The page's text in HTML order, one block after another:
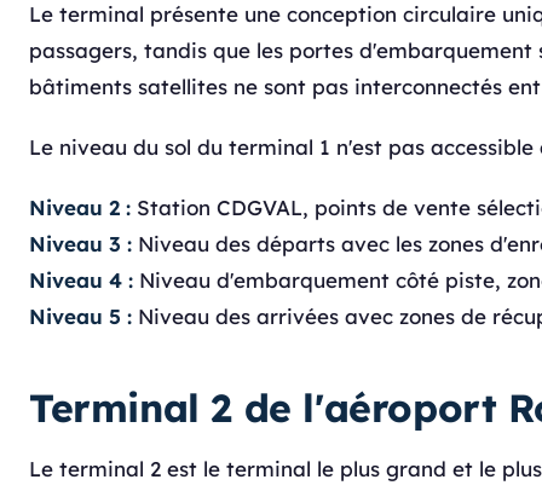
Le terminal présente une conception circulaire
passagers, tandis que les portes
bâtiments satellites ne sont pas interconnectés
Le niveau du sol du terminal 1 n'est pas
Niveau 2 : Station CDGVAL, points de vente
Niveau 3 : Niveau des départs avec les zones
Niveau 4 : Niveau d'embarquement côté piste,
Niveau 5 : Niveau des arrivées avec zones de
Terminal 2 de l'aéroport
Le terminal 2 est le terminal le plus grand et le